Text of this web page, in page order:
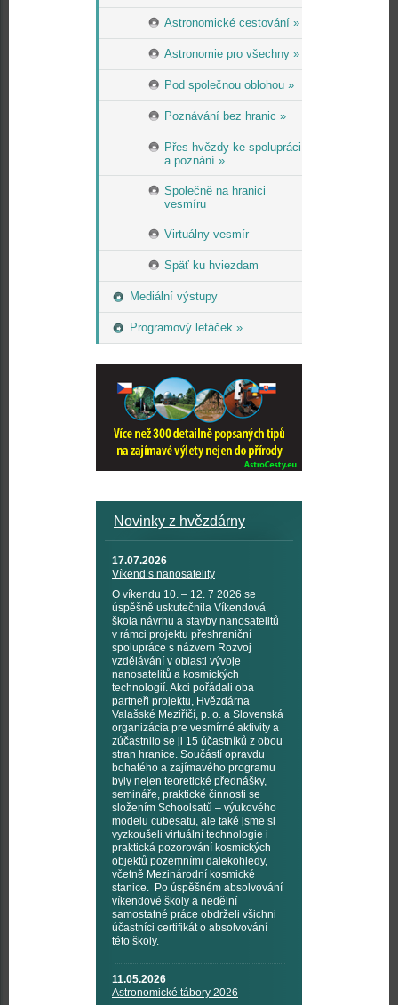
Astronomické cestování »
Astronomie pro všechny »
Pod společnou oblohou »
Poznávání bez hranic »
Přes hvězdy ke spolupráci
a poznání »
Společně na hranici
vesmíru
Virtuálny vesmír
Späť ku hviezdam
Mediální výstupy
Programový letáček »
Novinky z hvězdárny
17.07.2026
Víkend s nanosatelity
O víkendu 10. – 12. 7 2026 se
úspěšně uskutečnila Víkendová
škola návrhu a stavby nanosatelitů
v rámci projektu přeshraniční
spolupráce s názvem Rozvoj
vzdělávání v oblasti vývoje
nanosatelitů a kosmických
technologií. Akci pořádali oba
partneři projektu, Hvězdárna
Valašské Meziříčí, p. o. a Slovenská
organizácia pre vesmírné aktivity a
zúčastnilo se ji 15 účastníků z obou
stran hranice. Součástí opravdu
bohatého a zajímavého programu
byly nejen teoretické přednášky,
semináře, praktické činnosti se
složením Schoolsatů – výukového
modelu cubesatu, ale také jsme si
vyzkoušeli virtuální technologie i
praktická pozorování kosmických
objektů pozemními dalekohledy,
včetně Mezinárodní kosmické
stanice. Po úspěšném absolvování
víkendové školy a nedělní
samostatné práce obdrželi všichni
účastníci certifikát o absolvování
této školy.
11.05.2026
Astronomické tábory 2026